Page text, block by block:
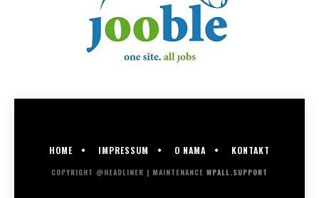
HOME IMPRESSUM O NAMA KONTAKT
COPYRIGHT @HEADLINER | MAINTENANCE WPALL.SUPPORT